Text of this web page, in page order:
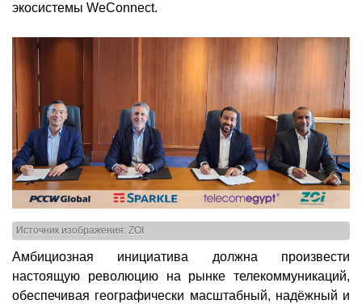
экосистемы WeConnect.
Источник изображения: ZOI
Амбициозная инициатива должна произвести
настоящую революцию на рынке телекоммуникаций,
обеспечивая географически масштабный, надёжный и